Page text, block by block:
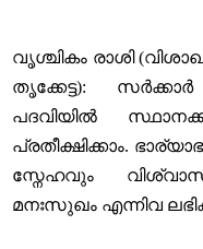
വൃശ്ചികം രാശി
തൃക്കേട്ട):
പദവിയിൽ
പ്രതീക്ഷിക്കാം.
സ്നേഹവും
മനഃസുഖം എന്നിവ